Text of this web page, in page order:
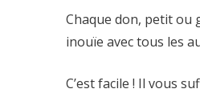
Chaque don, petit ou
inouïe avec tous les
C’est facile ! Il vous